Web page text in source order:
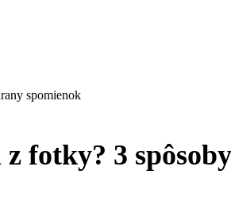
spomienok
fotky? 3